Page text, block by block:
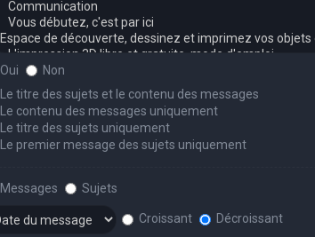
Oui
Non
Le titre des sujets et le contenu des messages
Le contenu des messages uniquement
Le titre des sujets uniquement
Le premier message des sujets uniquement
Messages
Sujets
Croissant Décroissant